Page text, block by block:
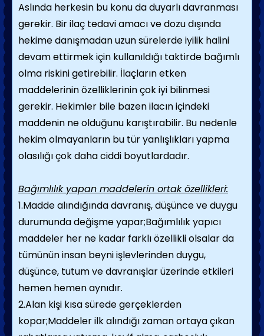
Aslında herkesin bu konu da duyarlı davranması
gerekir. Bir ilaç tedavi amacı ve dozu dışında
hekime danışmadan uzun sürelerde iyilik halini
devam ettirmek için kullanıldığı taktirde bağımlı
olma riskini getirebilir. İlaçların etken
maddelerinin özelliklerinin çok iyi bilinmesi
gerekir. Hekimler bile bazen ilacın içindeki
maddenin ne olduğunu karıştırabilir. Bu nedenle
hekim olmayanların bu tür yanlışlıkları yapma
olasılığı çok daha ciddi boyutlardadır.
Bağımlılık yapan maddelerin ortak özellikleri:
1.Madde alındığında davranış, düşünce ve duygu
durumunda değişme yapar;Bağımlılık yapıcı
maddeler her ne kadar farklı özellikli olsalar da
tümünün insan beyni işlevlerinden duygu,
düşünce, tutum ve davranışlar üzerinde etkileri
hemen hemen aynıdır.
2.Alan kişi kısa sürede gerçeklerden
kopar;Maddeler ilk alındığı zaman ortaya çıkan